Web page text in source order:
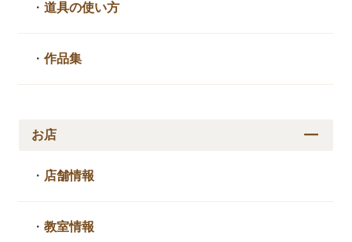
・道具の使い方
・作品集
お店
・ 店舗情報
・教室情報